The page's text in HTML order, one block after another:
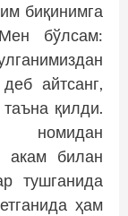
биқинимга
бўлсам:
айтсанг,
қилди.
акам билан
тушганида
ҳам